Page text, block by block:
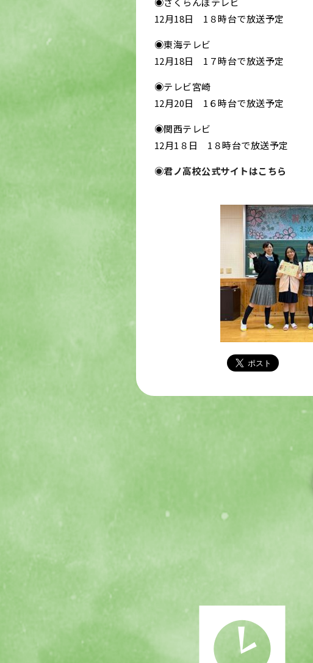
12月18日 1８時台で放送予定
◉東海テレビ
12月18日 1７時台で放送予定
◉テレビ宮崎
12月20日 1６時台で放送予定
◉関西テレビ
12月1８日 1８時台で放送予定
◉君ノ高校公式サイトはこちら